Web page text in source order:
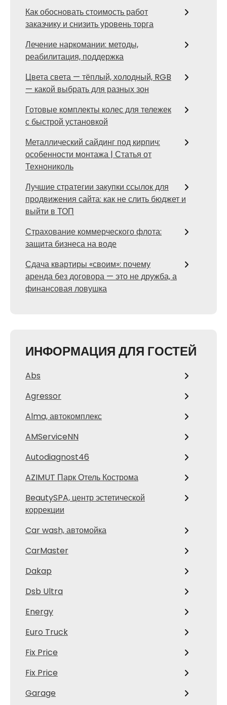
Как обосновать стоимость работ
заказчику и снизить уровень торга
Лечение наркомании: методы,
реабилитация, поддержка
Цвета света — тёплый, холодный, RGB
— какой выбрать для разных зон
Готовые комплекты колес для тележек
с быстрой установкой
Металлический сайдинг под кирпич:
особенности монтажа | Статья от
Технониколь
Лучшие стратегии закупки ссылок для
продвижения сайта: как не слить бюджет и
выйти в ТОП
Страхование коммерческого флота:
защита бизнеса на воде
Сдача квартиры «своим»: почему
аренда без договора — это не дружба, а
финансовая ловушка
ИНФОРМАЦИЯ ДЛЯ ГОСТЕЙ
Abs
Agressor
Alma, автокомплекс
AMServiceNN
Autodiagnost46
AZIMUT Парк Отель Кострома
BeautySPA, центр эстетической
коррекции
Car wash, автомойка
CarMaster
Dakap
Dsb Ultra
Energy
Euro Truck
Fix Price
Fix Price
Garage